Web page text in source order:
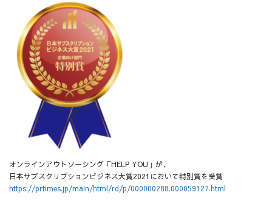
オンラインアウトソーシング「HELP YOU」が、
日本サブスクリプションビジネス大賞2021において特別賞を受賞
https://prtimes.jp/main/html/rd/p/000000288.000059127.html